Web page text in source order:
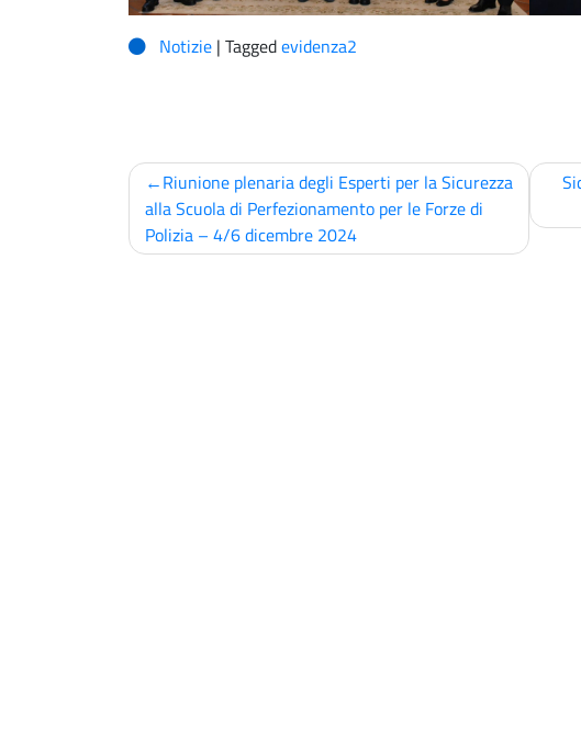
Notizie | Taggedevidenza2
Navigazione
articoli
Riunione plenaria degli Esperti per la Sicurezza
alla Scuola di Perfezionamento per le Forze di
Polizia – 4/6 dicembre 2024